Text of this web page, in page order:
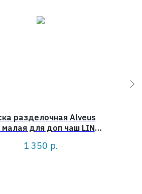
разделочная Alveus
малая для доп чаш LINE,
1 350 р.